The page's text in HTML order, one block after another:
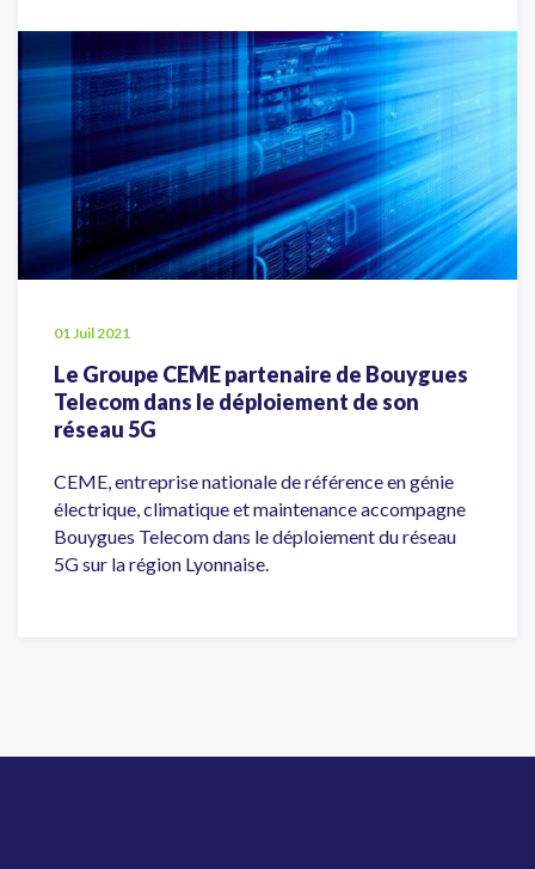
01 Juil 2021
Le Groupe CEME partenaire de Bouygues
Telecom dans le déploiement de son
réseau 5G
CEME, entreprise nationale de référence en génie
électrique, climatique et maintenance accompagne
Bouygues Telecom dans le déploiement du réseau
5G sur la région Lyonnaise.